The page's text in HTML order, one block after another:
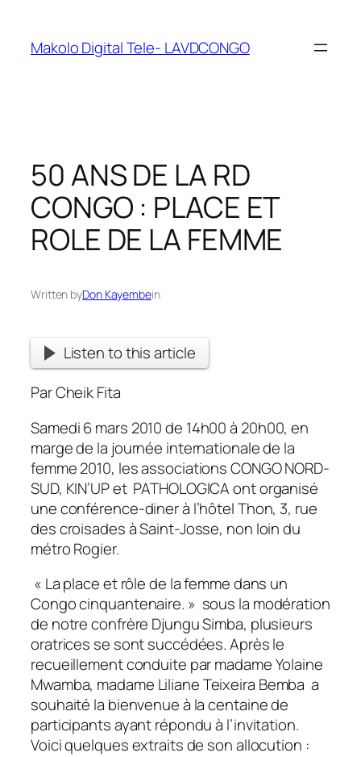
Makolo Digital Tele- LAVDCONGO
50 ANS DE LA RD
CONGO : PLACE ET
ROLE DE LA FEMME
Written byDon Kayembein
Listen to this article
Par Cheik Fita
Samedi 6 mars 2010 de 14h00 à 20h00, en
marge de la journée internationale de la
femme 2010, les associations CONGO NORD-
SUD, KIN’UP et PATHOLOGICA ont organisé
une conférence-diner à l’hôtel Thon, 3, rue
des croisades à Saint-Josse, non loin du
métro Rogier.
« La place et rôle de la femme dans un
Congo cinquantenaire. » sous la modération
de notre confrère Djungu Simba, plusieurs
oratrices se sont succédées. Après le
recueillement conduite par madame Yolaine
Mwamba, madame Liliane Teixeira Bemba a
souhaité la bienvenue à la centaine de
participants ayant répondu à l’invitation.
Voici quelques extraits de son allocution :